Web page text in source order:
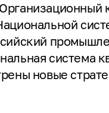
система
новые